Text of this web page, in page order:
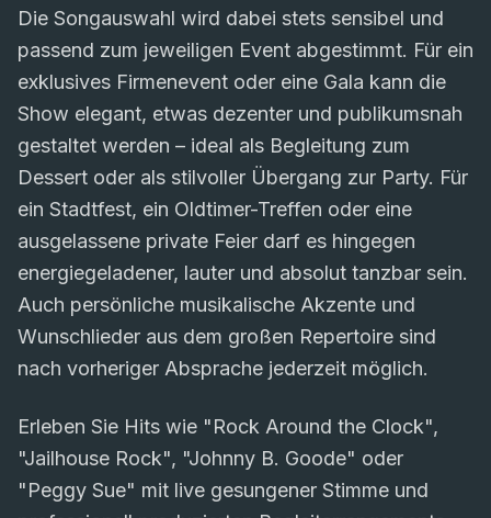
Die Songauswahl wird dabei stets sensibel und
passend zum jeweiligen Event abgestimmt. Für ein
exklusives Firmenevent oder eine Gala kann die
Show elegant, etwas dezenter und publikumsnah
gestaltet werden – ideal als Begleitung zum
Dessert oder als stilvoller Übergang zur Party. Für
ein Stadtfest, ein Oldtimer-Treffen oder eine
ausgelassene private Feier darf es hingegen
energiegeladener, lauter und absolut tanzbar sein.
Auch persönliche musikalische Akzente und
Wunschlieder aus dem großen Repertoire sind
nach vorheriger Absprache jederzeit möglich.
Erleben Sie Hits wie "Rock Around the Clock",
"Jailhouse Rock", "Johnny B. Goode" oder
"Peggy Sue" mit live gesungener Stimme und